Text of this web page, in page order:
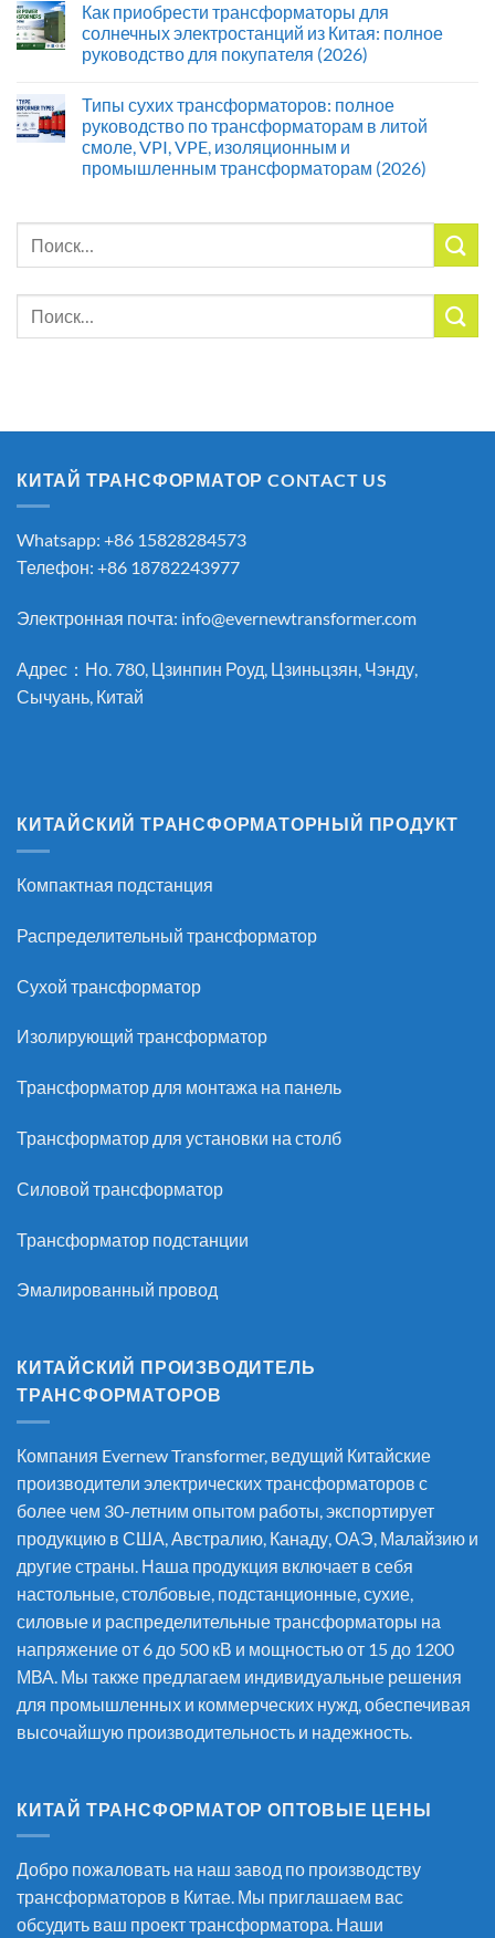
Как приобрести трансформаторы для
солнечных электростанций из Китая: полное
руководство для покупателя (2026)
Типы сухих трансформаторов: полное
руководство по трансформаторам в литой
смоле, VPI, VPE, изоляционным и
промышленным трансформаторам (2026)
Искать:
Искать:
КИТАЙ ТРАНСФОРМАТОР CONTACT US
Whatsapp: +86 15828284573
Телефон: +86 18782243977
Электронная почта: info@evernewtransformer.com
Адрес：Но. 780, Цзинпин Роуд, Цзиньцзян, Чэнду,
Сычуань, Китай
КИТАЙСКИЙ ТРАНСФОРМАТОРНЫЙ ПРОДУКТ
Компактная подстанция
Распределительный трансформатор
Сухой трансформатор
Изолирующий трансформатор
Трансформатор для монтажа на панель
Трансформатор для установки на столб
Силовой трансформатор
Трансформатор подстанции
Эмалированный провод
КИТАЙСКИЙ ПРОИЗВОДИТЕЛЬ
ТРАНСФОРМАТОРОВ
Компания Evernew Transformer, ведущий Китайские
производители электрических трансформаторов с
более чем 30-летним опытом работы, экспортирует
продукцию в США, Австралию, Канаду, ОАЭ, Малайзию и
другие страны. Наша продукция включает в себя
настольные, столбовые, подстанционные, сухие,
силовые и распределительные трансформаторы на
напряжение от 6 до 500 кВ и мощностью от 15 до 1200
МВА. Мы также предлагаем индивидуальные решения
для промышленных и коммерческих нужд, обеспечивая
высочайшую производительность и надежность.
КИТАЙ ТРАНСФОРМАТОР ОПТОВЫЕ ЦЕНЫ
Добро пожаловать на наш завод по производству
трансформаторов в Китае. Мы приглашаем вас
обсудить ваш проект трансформатора. Наши